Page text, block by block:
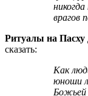
врагов
Ритуалы на Пасху
сказать:
Как люди любят Святую Пасху, ценят и помнят материнскую ласку, так бы и меня мужчины и
юноши
Божьей